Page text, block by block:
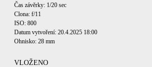
Čas závěrky: 1/20 sec
Clona: f/11
ISO: 800
Datum vytvoření: 20.4.2025 18:00
Ohnisko: 28 mm
VLOŽENO